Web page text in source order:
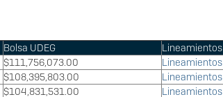
Bolsa UDEG Lineamientos
$111,756,073.00 Lineamientos
$108,395,803.00 Lineamientos
$104,831,531.00 Lineamientos